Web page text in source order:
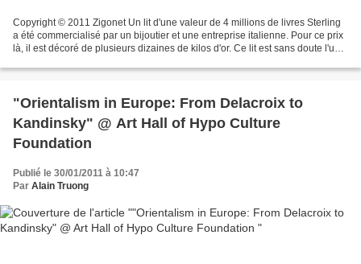
Copyright © 2011 Zigonet Un lit d'une valeur de 4 millions de livres Sterling
a été commercialisé par un bijoutier et une entreprise italienne. Pour ce prix
là, il est décoré de plusieurs dizaines de kilos d'or. Ce lit est sans doute l'un
"Orientalism in Europe: From Delacroix to
Kandinsky" @ Art Hall of Hypo Culture
Foundation
Publié le 30/01/2011 à 10:47
Par Alain Truong